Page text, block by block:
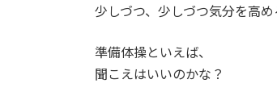
少しづつ、少しづつ気分を高め
準備体操といえば、
聞こえはいいのかな？